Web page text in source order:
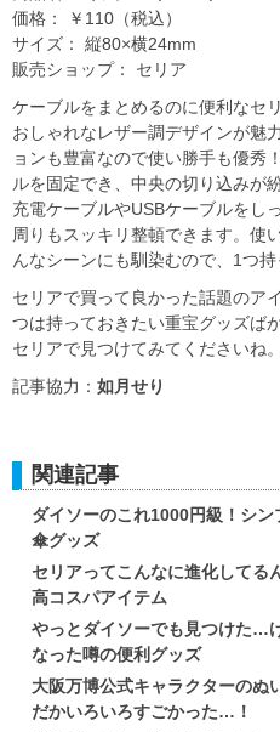
価格： ￥110（税込）
サイズ： 縦80×横24mm
販売ショップ： セリア
ケーブルをまとめるのに便利なセ
おしゃれなレザー調デザインが魅
ョンも豊富なので使い勝手も優秀
ルを固定でき、中央の切り込みが
充電ケーブルやUSBケーブルをし
周りもスッキリ整頓できます。使
んなシーンにも馴染むので、1つ持
セリアで買って良かった話題のア
つは持っておきたい重宝グッズば
セリアで見つけてみてくださいね。
記事協力： 如月せり
関連記事
ダイソーのこれ1000円級！シ
傘グッズ
セリアってこんなに進化して
高コスパアイテム
やっとダイソーでも見つけた…
なった噂の便利グッズ
大阪万博公式キャラクターのぬ
だかいろいろすごかった…！